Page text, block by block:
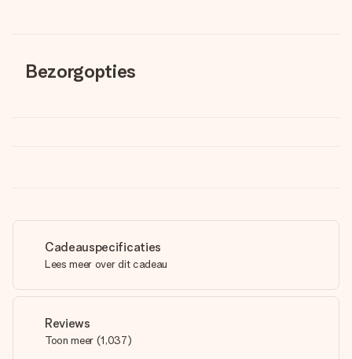
Bezorgopties
Cadeauspecificaties
Lees meer over dit cadeau
Reviews
Toon meer (1,037)